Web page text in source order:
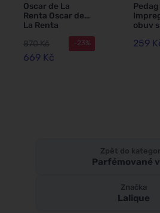
Oscar de La
Renta Oscar de
La Renta
Extraordinary
parfémovaná
voda pro ženy
870 Kč
669 Kč
-23%
Pedag
obuv
259
Zpět do
Parfémované
Značka
Lalique